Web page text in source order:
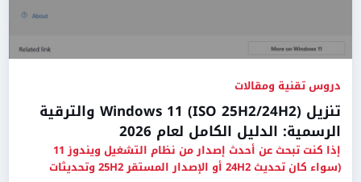
دروس تقنية ومقالات
تنزيل Windows 11 (ISO 25H2/24H2) والترقية
الرسمية: الدليل الكامل لعام 2026
إذا كنت تبحث عن أحدث إصدار من نظام التشغيل ويندوز 11
(سواء كان تحديث 24H2 أو الإصدار المستقر 25H2 وتحديثات